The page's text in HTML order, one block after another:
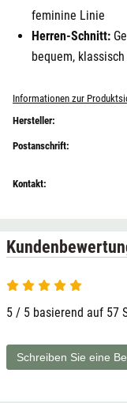
feminine Linie
Herren-Schnitt:
bequem,
Informationen zur
Hersteller:
Postanschrift:
Kontakt:
5
5 / 5 basierend auf 57
Schreiben Sie eine